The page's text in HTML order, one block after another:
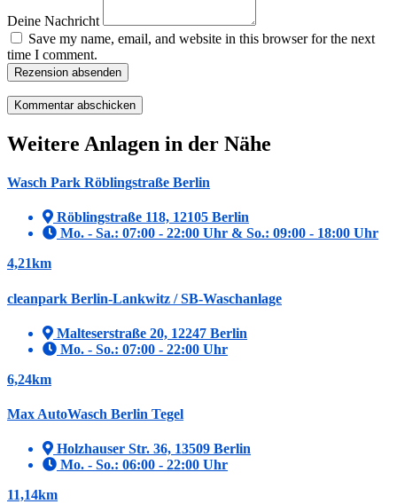
Deine Nachricht
Save my name, email, and website in this browser for the next
time I comment.
Rezension absenden
Weitere Anlagen in der Nähe
Wasch Park Röblingstraße Berlin
Röblingstraße 118, 12105 Berlin
Mo. - Sa.: 07:00 - 22:00 Uhr & So.: 09:00 - 18:00 Uhr
4,21km
cleanpark Berlin-Lankwitz / SB-Waschanlage
Malteserstraße 20, 12247 Berlin
Mo. - So.: 07:00 - 22:00 Uhr
6,24km
Max AutoWasch Berlin Tegel
Holzhauser Str. 36, 13509 Berlin
Mo. - So.: 06:00 - 22:00 Uhr
11,14km